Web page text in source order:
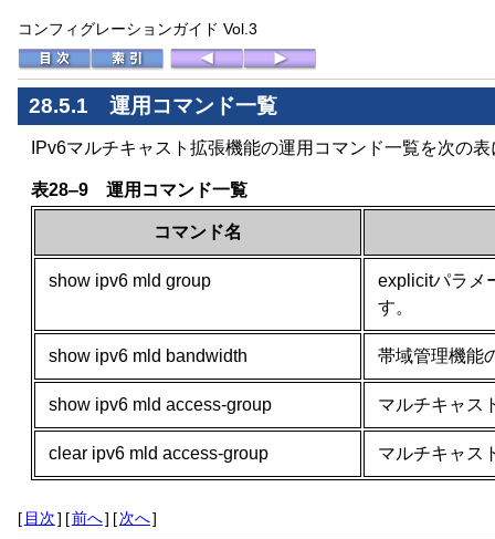
コンフィグレーションガイド Vol.3
28.5.1 運用コマンド一覧
IPv6マルチキャスト拡張機能の運用コマンド一覧を次の
表28‒9 運用コマンド一覧
コマンド名
show ipv6 mld group
explicitパラメ
す。
show ipv6 mld bandwidth 帯域管理機能
show ipv6 mld access-group マルチキャス
clear ipv6 mld access-group マルチキャス
[ 目次] [前へ] [次へ]